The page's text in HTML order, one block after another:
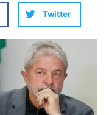
Twitter